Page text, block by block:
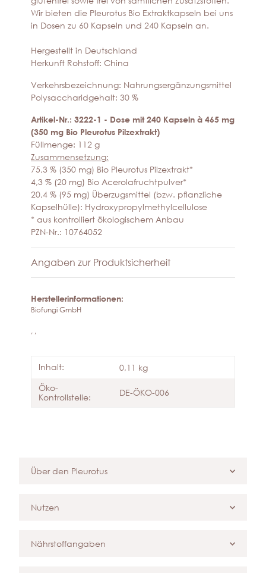
Wir bieten die Pleurotus Bio Extraktkapseln bei uns
in Dosen zu 60 Kapseln und 240 Kapseln an.
Hergestellt in Deutschland
Herkunft Rohstoff: China
Verkehrsbezeichnung: Nahrungsergänzungsmittel
Polysaccharidgehalt: 30 %
Artikel-Nr.: 3222-1 - Dose mit 240 Kapseln à 465 mg
(350 mg Bio Pleurotus Pilzextrakt)
Füllmenge: 112 g
Zusammensetzung:
75,3 % (350 mg) Bio Pleurotus Pilzextrakt*
4,3 % (20 mg) Bio Acerolafruchtpulver*
20,4 % (95 mg) Überzugsmittel (bzw. pflanzliche
Kapselhülle): Hydroxypropylmethylcellulose
* aus kontrolliert ökologischem Anbau
PZN-Nr.: 10764052
Angaben zur Produktsicherheit
Herstellerinformationen:
Biofungi GmbH
, ,
Inhalt:
0,11 kg
Öko-
Kontrollstelle:
DE-ÖKO-006
Über den Pleurotus
Nutzen
Nährstoffangaben